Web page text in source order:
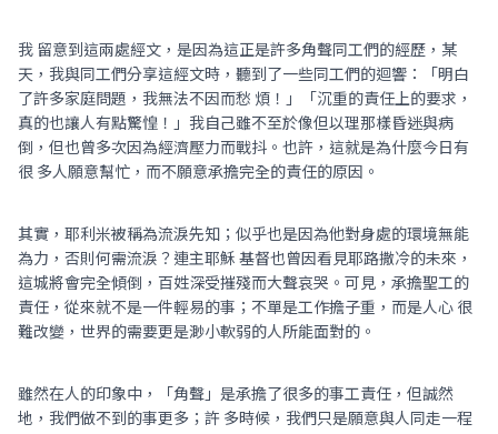
我 留意到這兩處經文，是因為這正是許多角聲同工們的經歷，某
天，我與同工們分享這經文時，聽到了一些同工們的迴響：「明白
了許多家庭問題，我無法不因而愁 煩！」「沉重的責任上的要求，
真的也讓人有點驚惶！」我自己雖不至於像但以理那樣昏迷與病
倒，但也曾多次因為經濟壓力而戰抖。也許，這就是為什麼今日有
很 多人願意幫忙，而不願意承擔完全的責任的原因。
其實，耶利米被稱為流淚先知；似乎也是因為他對身處的環境無能
為力，否則何需流淚？連主耶穌 基督也曾因看見耶路撒冷的未來，
這城將會完全傾倒，百姓深受摧殘而大聲哀哭。可見，承擔聖工的
責任，從來就不是一件輕易的事；不單是工作擔子重，而是人心 很
難改變，世界的需要更是渺小軟弱的人所能面對的。
雖然在人的印象中，「角聲」是承擔了很多的事工責任，但誠然
地，我們做不到的事更多；許 多時候，我們只是願意與人同走一程